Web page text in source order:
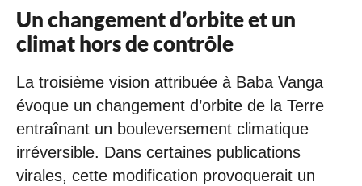
Un changement d’orbite et un
climat hors de contrôle
La troisième vision attribuée à Baba Vanga
évoque un changement d’orbite de la Terre
entraînant un bouleversement climatique
irréversible. Dans certaines publications
virales, cette modification provoquerait un